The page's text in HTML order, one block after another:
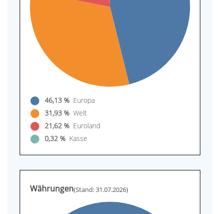
46,13 % Europa
31,93 % Welt
21,62 % Euroland
0,32 % Kasse
Währungen(Stand: 31.07.2026)